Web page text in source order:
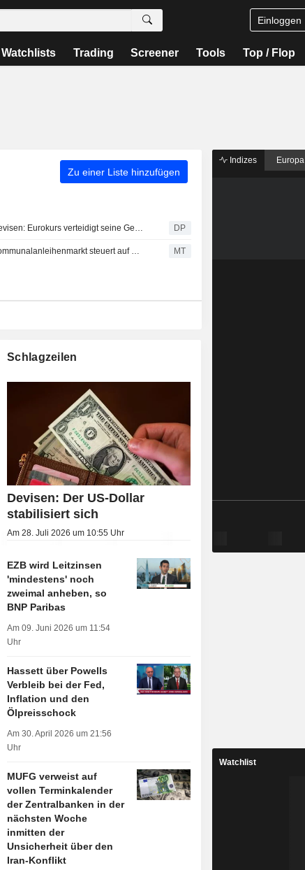
Einloggen
Watchlists Trading Screener Tools Top / Flop
Zu einer Liste hinzufügen
Devisen: Eurokurs verteidigt seine Gewinne zum US-Dollar DP
Kommunalanleihenmarkt steuert auf drittes Rekordemissionsjahr in Folge zu MT
Schlagzeilen
Devisen: Der US-Dollar
stabilisiert sich
Am 28. Juli 2026 um 10:55 Uhr
EZB wird Leitzinsen
'mindestens' noch
zweimal anheben, so
BNP Paribas
Am 09. Juni 2026 um 11:54
Uhr
Hassett über Powells
Verbleib bei der Fed,
Inflation und den
Ölpreisschock
Am 30. April 2026 um 21:56
Uhr
MUFG verweist auf
vollen Terminkalender
der Zentralbanken in der
nächsten Woche
inmitten der
Unsicherheit über den
Iran-Konflikt
Indizes Europa
Watchlist